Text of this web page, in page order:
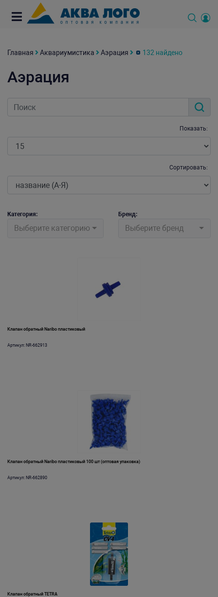
Главная Аквариумистика Аэрация 132 найдено
Аэрация
Показать:
Сортировать:
Категория:
Выберите категорию
Бренд:
Выберите бренд
Клапан обратный Naribo пластиковый
Артикул: NR-662913
Клапан обратный Naribo пластиковый 100 шт (оптовая упаковка)
Артикул: NR-662890
Клапан обратный TETRA